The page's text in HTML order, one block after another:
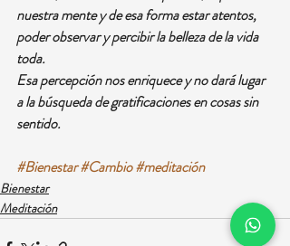
nuestra mente y de esa forma estar atentos,
poder observar y percibir la belleza de la vida
toda.
Esa percepción nos enriquece y no dará lugar
a la búsqueda de gratificaciones en cosas sin
sentido.
#Bienestar#Cambio#meditación
Bienestar
Meditación